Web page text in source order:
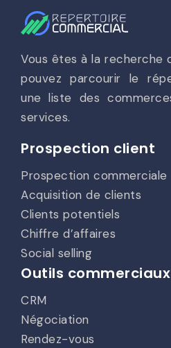
Vous êtes à la recherche
pouvez parcourir le
une liste des
services.
Prospection client
Prospection commerciale
Acquisition de clients
Clients potentiels
Chiffre d’affaires
Social selling
Outils commerciaux
CRM
Négociation
Rendez-vous